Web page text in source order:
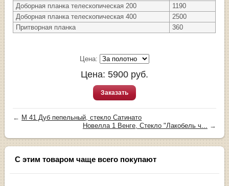
Доборная планка телескопическая 200
1190
Доборная планка телескопическая 400
2500
Притворная планка
360
Цена:
Цена: 5900 руб.
Заказать
← М 41 Дуб пепельный, стекло Сатинато
Новелла 1 Венге, Стекло "Лакобель ч... →
С этим товаром чаще всего покупают